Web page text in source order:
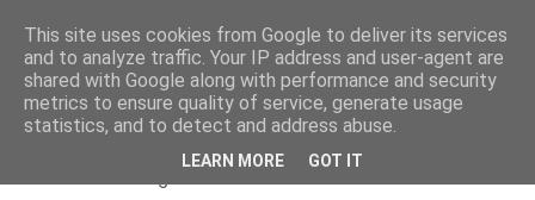
Ayuntamiento de
Guadiana
This site uses cookies from Google to deliver its services
and to analyze traffic. Your IP address and user-agent are
shared with Google along with performance and security
metrics to ensure quality of service, generate usage
statistics, and to detect and address abuse.
LEARN MORE GOT IT